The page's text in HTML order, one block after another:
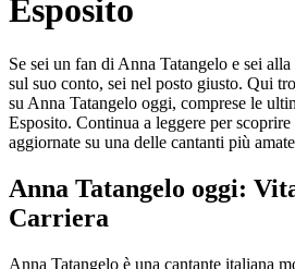
Esposito
Se sei un fan di Anna Tatangelo e sei
sul suo conto, sei nel posto giusto. Qui
su Anna Tatangelo oggi, comprese le
Esposito. Continua a leggere per
aggiornate su una delle cantanti più
Anna Tatangelo oggi:
Carriera
Anna Tatangelo è una cantante italiana